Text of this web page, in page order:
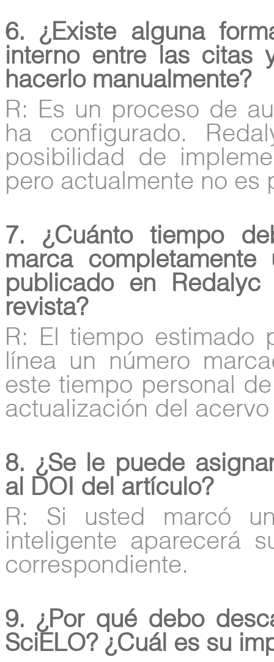
6. ¿Existe alguna
interno entre las citas
hacerlo manualmente?
R: Es un proceso de
ha configurado.
posibilidad de
pero actualmente no es
7. ¿Cuánto tiempo
marca
publicado en
revista?
R: El tiempo estimado
línea un número
este tiempo personal
actualización del
8. ¿Se le puede
al DOI del artículo?
R: Si usted marcó
inteligente aparecerá
correspondiente.
9. ¿Por qué debo
SciELO? ¿Cuál es su